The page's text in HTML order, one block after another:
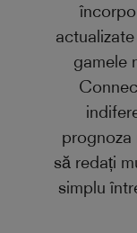
gamele
prognoza
să redați
simplu